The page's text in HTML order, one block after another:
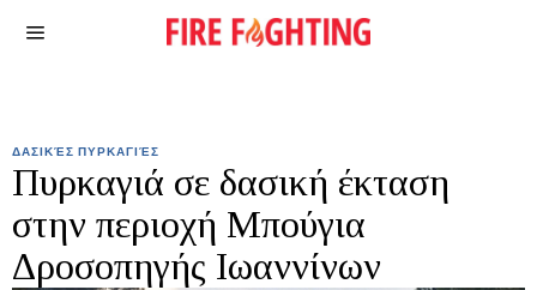
ΔΑΣΙΚΈΣ ΠΥΡΚΑΓΙΈΣ
Πυρκαγιά σε δασική έκταση
στην περιοχή Μπούγια
Δροσοπηγής Ιωαννίνων